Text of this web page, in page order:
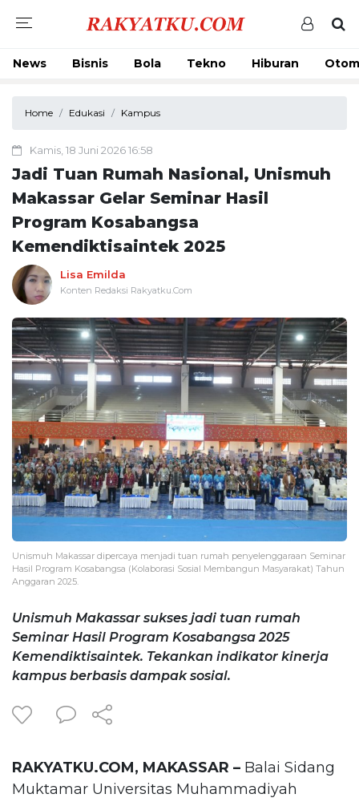
News Bisnis Bola Tekno Hiburan
Home Edukasi Kampus
Kamis, 18 Juni 2026 16:58
Jadi Tuan Rumah Nasional, Unismuh
Makassar Gelar Seminar Hasil
Program Kosabangsa
Kemendiktisaintek 2025
Lisa Emilda
Konten Redaksi Rakyatku.Com
Unismuh Makassar dipercaya menjadi tuan rumah penyelenggaraan Seminar
Hasil Program Kosabangsa (Kolaborasi Sosial Membangun Masyarakat) Tahun
Anggaran 2025.
Unismuh Makassar sukses jadi tuan rumah
Seminar Hasil Program Kosabangsa 2025
Kemendiktisaintek. Tekankan indikator kinerja
kampus berbasis dampak sosial.
RAKYATKU.COM, MAKASSAR – Balai Sidang
Muktamar Universitas Muhammadiyah